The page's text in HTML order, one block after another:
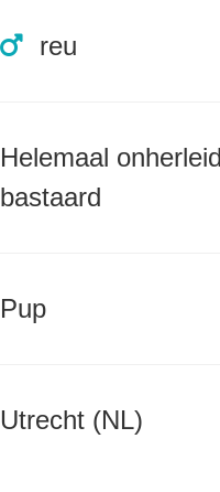
reu
Helemaal
bastaard
Pup
Utrecht (NL)